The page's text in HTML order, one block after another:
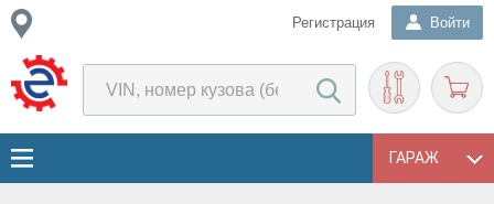
Регистрация Войти
ГАРАЖ